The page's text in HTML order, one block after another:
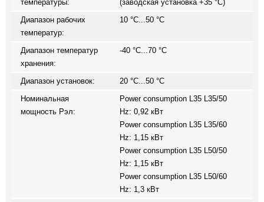
температуры:
(заводская установка +35 °C)
Диапазон рабочих
температур:
10 °C...50 °C
Диапазон температур
хранения:
-40 °C...70 °C
Диапазон установок:
20 °C...50 °C
Номинальная
мощность Pэл:
Power consumption L35 L35/50
Hz: 0,92 кВт
Power consumption L35 L35/60
Hz: 1,15 кВт
Power consumption L35 L50/50
Hz: 1,15 кВт
Power consumption L35 L50/60
Hz: 1,3 кВт